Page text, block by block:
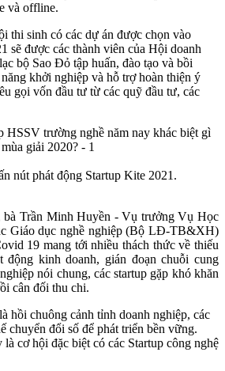
và offline.
thi sinh có các dự án được chọn vào
sẽ được các thành viên của Hội doanh
bộ Sao Đỏ tập huấn, đào tạo và bồi
khởi nghiệp và hỗ trợ hoàn thiện ý
gọi vốn đầu tư từ các quỹ đầu tư, các
nút phát động Startup Kite 2021.
Trần Minh Huyền - Vụ trưởng Vụ Học
Giáo dục nghề nghiệp (Bộ LĐ-TB&XH)
19 mang tới nhiều thách thức về thiếu
động kinh doanh, gián đoạn chuỗi cung
nói chung, các startup gặp khó khăn
cân đối thu chi.
hồi chuông cảnh tỉnh doanh nghiệp, các
chuyển đổi số để phát triển bền vững.
cơ hội đặc biệt có các Startup công nghệ